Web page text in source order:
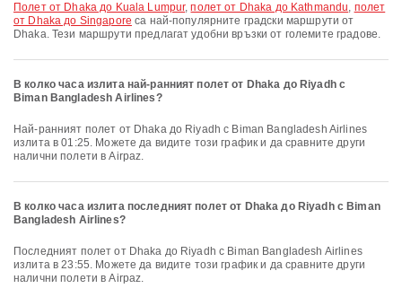
полет от Dhaka до Kuala Lumpur,полет от Dhaka до Kathmandu, полет
от Dhaka до Singapore са най-популярните градски маршрути от
Dhaka. Тези маршрути предлагат удобни връзки от големите градове.
В колко часа излита най-ранният полет от Dhaka до Riyadh с
Biman Bangladesh Airlines?
Най-ранният полет от Dhaka до Riyadh с Biman Bangladesh Airlines
излита в 01:25. Можете да видите този график и да сравните други
налични полети в Airpaz.
В колко часа излита последният полет от Dhaka до Riyadh с Biman
Bangladesh Airlines?
Последният полет от Dhaka до Riyadh с Biman Bangladesh Airlines
излита в 23:55. Можете да видите този график и да сравните други
налични полети в Airpaz.